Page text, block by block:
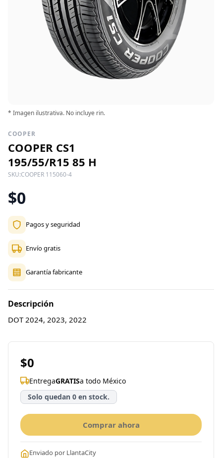
* Imagen ilustrativa. No incluye rin.
COOPER
COOPER CS1
195/55/R15 85 H
SKU:COOPER 115060-4
$0
Pagos y seguridad
Envío gratis
Garantía fabricante
Descripción
DOT 2024, 2023, 2022
$0
EntregaGRATISa todo México
Solo quedan 0 en stock.
Comprar ahora
Enviado por LlantaCity